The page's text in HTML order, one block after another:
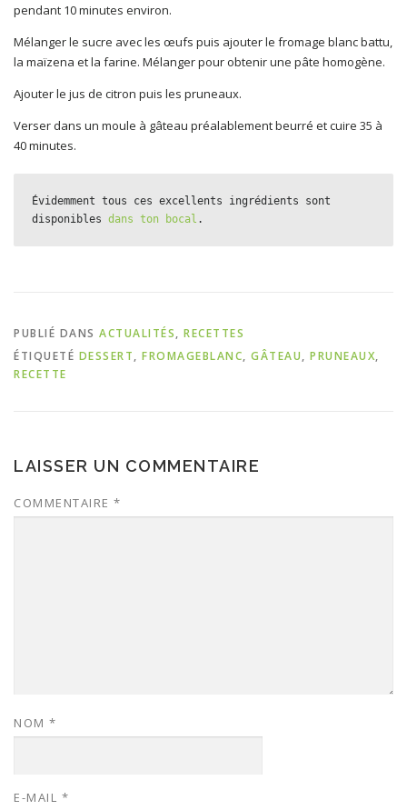
pendant 10 minutes environ.
Mélanger le sucre avec les œufs puis ajouter le fromage blanc battu,
la maïzena et la farine. Mélanger pour obtenir une pâte homogène.
Ajouter le jus de citron puis les pruneaux.
Verser dans un moule à gâteau préalablement beurré et cuire 35 à
40 minutes.
Évidemment tous ces excellents ingrédients sont
disponibles dans ton bocal .
PUBLIÉ DANS ACTUALITÉS, RECETTES
ÉTIQUETÉ DESSERT, FROMAGEBLANC, GÂTEAU, PRUNEAUX,
RECETTE
LAISSER UN COMMENTAIRE
COMMENTAIRE *
NOM *
E-MAIL *